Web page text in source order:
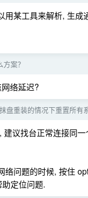
某工具来解析, 生
案？
络延迟?
盘重装的情况下重置所有
议找台正常连接同
问题的时候, 按住
定位问题.